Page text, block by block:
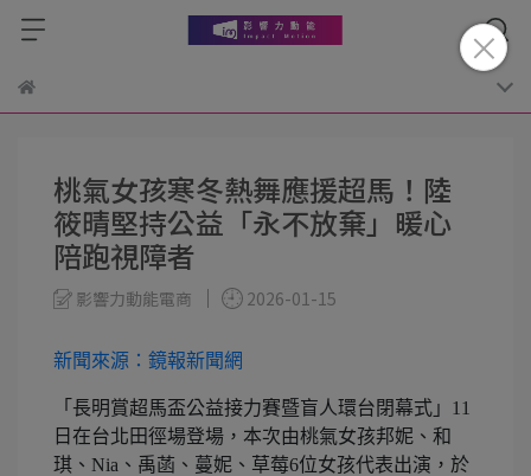
桃氣女孩寒冬熱舞應援超馬！陸
筱晴堅持公益「永不放棄」暖心
陪跑視障者
影響力動能電商 2026-01-15
新聞來源：鏡報新聞網
「長明賞超馬盃公益接力賽暨盲人環台閉幕式」11
日在台北田徑場登場，本次由桃氣女孩邦妮、和
琪、Nia、禹菡、蔓妮、草莓6位女孩代表出演，於